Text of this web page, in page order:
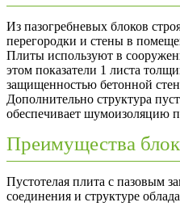
Из пазогребневых блоков
перегородки и стены в
Плиты используют в
этом показатели 1 листа
защищенностью бетонной
Дополнительно структура
обеспечивает шумоизоляцию
Преимущества
Пустотелая плита с пазовым
соединения и структуре